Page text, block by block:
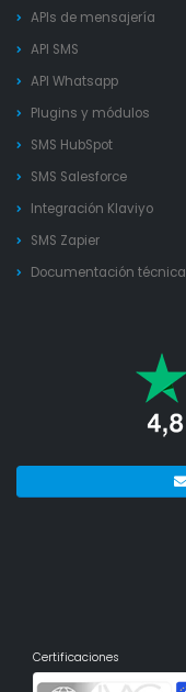
APIs de mensajería
API SMS
API Whatsapp
Plugins y módulos
SMS HubSpot
SMS Salesforce
Integración Klaviyo
SMS Zapier
Documentación técnica
Certificaciones